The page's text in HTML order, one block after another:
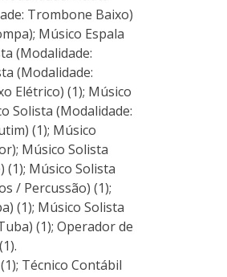
Trombone Baixo)
Músico Espala
(Modalidade:
(Modalidade:
Elétrico) (1); Músico
Solista (Modalidade:
(1); Músico
Músico Solista
(1); Músico Solista
/ Percussão) (1);
(1); Músico Solista
(1); Operador de
Técnico Contábil